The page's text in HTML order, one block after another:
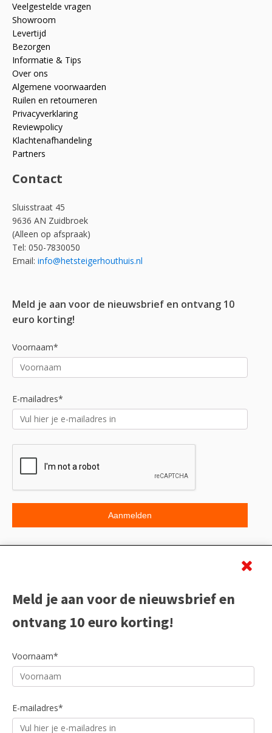
Veelgestelde vragen
Showroom
Levertijd
Bezorgen
Informatie & Tips
Over ons
Algemene voorwaarden
Ruilen en retourneren
Privacyverklaring
Reviewpolicy
Klachtenafhandeling
Partners
Contact
Sluisstraat 45
9636 AN Zuidbroek
(Alleen op afspraak)
Tel: 050-7830050
Email: info@hetsteigerhouthuis.nl
Meld je aan voor de nieuwsbrief en ontvang 10
euro korting!
Voornaam*
E-mailadres*
Meld je aan voor de nieuwsbrief en
ontvang 10 euro korting!
Voornaam*
E-mailadres*